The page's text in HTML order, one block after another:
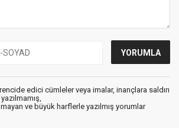
edici cümleler veya imalar, inançlara saldırı
ve büyük harflerle yazılmış yorumlar